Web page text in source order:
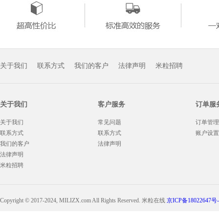
关于我们 联系方式 我们的客户 法律声明 米粒招聘
关于我们
关于我们
联系方式
我们的客户
法律声明
米粒招聘
客户服务
常见问题
联系方式
法律声明
订单服
订单管理
账户设置
Copyright © 2017-2024, MILIZX.com All Rights Reserved. 米粒在线 京ICP备18022647号